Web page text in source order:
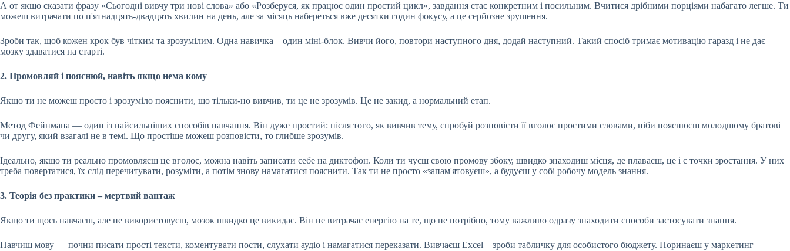
А от якщо сказати фразу «Сьогодні вивчу три нові слова» або «Розберуся, як працює один простий цикл», завдання стає конкретним і посильним. Вчитися дрібними порціями набагато легше. Ти
можеш витрачати по п'ятнадцять-двадцять хвилин на день, але за місяць набереться вже десятки годин фокусу, а це серйозне зрушення.
Зроби так, щоб кожен крок був чітким та зрозумілим. Одна навичка – один міні-блок. Вивчи його, повтори наступного дня, додай наступний. Такий спосіб тримає мотивацію гаразд і не дає
мозку здаватися на старті.
2. Промовляй і пояснюй, навіть якщо нема кому
Якщо ти не можеш просто і зрозуміло пояснити, що тільки-но вивчив, ти це не зрозумів. Це не закид, а нормальний етап.
Метод Фейнмана — один із найсильніших способів навчання. Він дуже простий: після того, як вивчив тему, спробуй розповісти її вголос простими словами, ніби пояснюєш молодшому братові
чи другу, який взагалі не в темі. Що простіше можеш розповісти, то глибше зрозумів.
Ідеально, якщо ти реально промовляєш це вголос, можна навіть записати себе на диктофон. Коли ти чуєш свою промову збоку, швидко знаходиш місця, де плаваєш, це і є точки зростання. У них
треба повертатися, їх слід перечитувати, розуміти, а потім знову намагатися пояснити. Так ти не просто «запам'ятовуєш», а будуєш у собі робочу модель знання.
3. Теорія без практики – мертвий вантаж
Якщо ти щось навчаєш, але не використовуєш, мозок швидко це викидає. Він не витрачає енергію на те, що не потрібно, тому важливо одразу знаходити способи застосувати знання.
Навчиш мову — почни писати прості тексти, коментувати пости, слухати аудіо і намагатися переказати. Вивчаєш Excel – зроби табличку для особистого бюджету. Поринаєш у маркетинг —